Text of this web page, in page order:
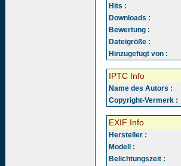
Hits :
Downloads :
Bewertung :
Dateigröße :
Hinzugefügt von :
IPTC Info
Name des Autors :
Copyright-Vermerk :
EXIF Info
Hersteller :
Modell :
Belichtungszeit :